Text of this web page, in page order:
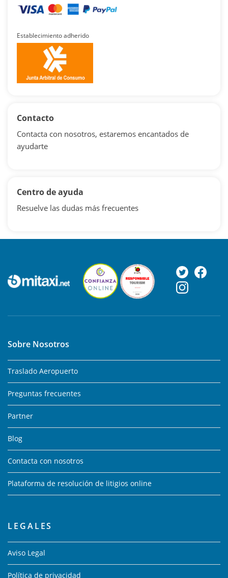
Establecimiento adherido
Contacto
Contacta con nosotros, estaremos encantados de
ayudarte
Centro de ayuda
Resuelve las dudas más frecuentes
Sobre Nosotros
Traslado Aeropuerto
Preguntas frecuentes
Partner
Blog
Contacta con nosotros
Plataforma de resolución de litigios online
LEGALES
Aviso Legal
Política de privacidad